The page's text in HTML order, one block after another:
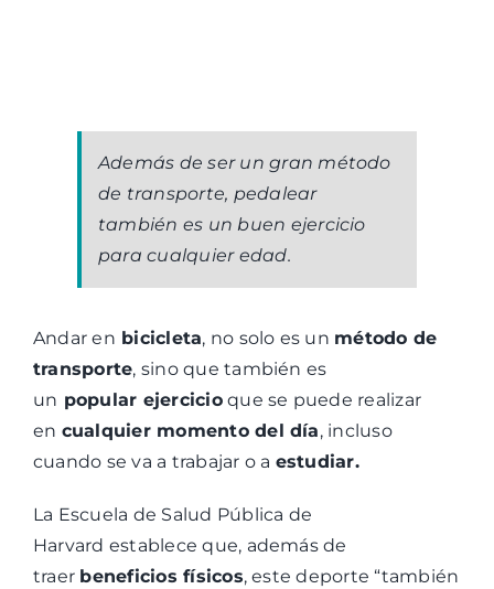
Además de ser un gran método
de transporte, pedalear
también es un buen ejercicio
para cualquier edad.
Andar en bicicleta, no solo es un método de
transporte, sino que también es
un popular ejercicioque se puede realizar
en cualquier momento del día, incluso
cuando se va a trabajar o a estudiar.
La Escuela de Salud Pública de
Harvard establece que, además de
traer beneficios físicos, este deporte “también